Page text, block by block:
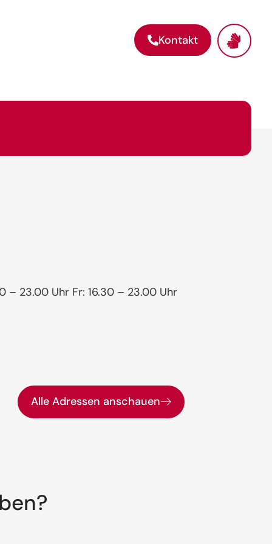
Kontakt
– 23.00 Uhr Fr: 16.30 – 23.00 Uhr
Alle Adressen anschauen